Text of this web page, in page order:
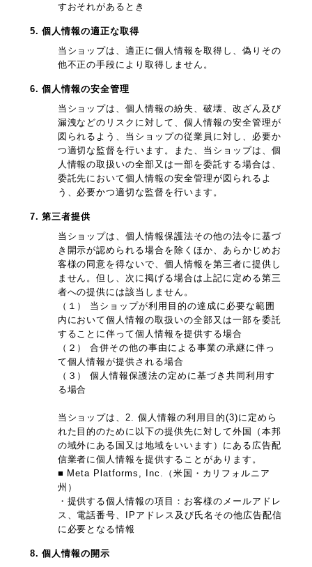
すおそれがあるとき
5. 個人情報の適正な取得
当ショップは、適正に個人情報を取得し、偽りその
他不正の手段により取得しません。
6. 個人情報の安全管理
当ショップは、個人情報の紛失、破壊、改ざん及び
漏洩などのリスクに対して、個人情報の安全管理が
図られるよう、当ショップの従業員に対し、必要か
つ適切な監督を行います。また、当ショップは、個
人情報の取扱いの全部又は一部を委託する場合は、
委託先において個人情報の安全管理が図られるよ
う、必要かつ適切な監督を行います。
7. 第三者提供
当ショップは、個人情報保護法その他の法令に基づ
き開示が認められる場合を除くほか、あらかじめお
客様の同意を得ないで、個人情報を第三者に提供し
ません。但し、次に掲げる場合は上記に定める第三
者への提供には該当しません。
（１） 当ショップが利用目的の達成に必要な範囲
内において個人情報の取扱いの全部又は一部を委託
することに伴って個人情報を提供する場合
（２） 合併その他の事由による事業の承継に伴っ
て個人情報が提供される場合
（３） 個人情報保護法の定めに基づき共同利用す
る場合
当ショップは、2. 個人情報の利用目的(3)に定めら
れた目的のために以下の提供先に対して外国（本邦
の域外にある国又は地域をいいます）にある広告配
信業者に個人情報を提供することがあります。
■ Meta Platforms, Inc.（米国・カリフォルニア
州）
・提供する個人情報の項目：お客様のメールアドレ
ス、電話番号、IPアドレス及び氏名その他広告配信
に必要となる情報
8. 個人情報の開示